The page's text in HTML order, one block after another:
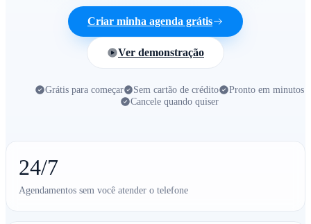
Criar minha agenda grátis
Ver demonstração
Grátis para começar Sem cartão de crédito
Pronto em minutos
Cancele quando quiser
24/7
Agendamentos sem você atender o telefone